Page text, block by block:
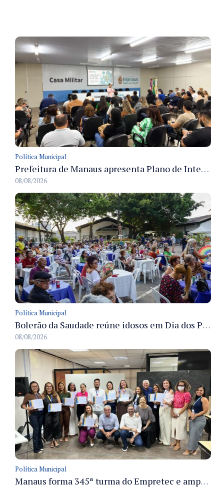
Política Municipal
Prefeitura de Manaus apresenta Plano de Integridade da CGM e qualifica servidores para governança e conformidade no biênio 2027-2028
08/08/2026
Política Municipal
Bolerão da Saudade reúne idosos em Dia dos Pais promovido pela Fundação Dr. Thomas em Manaus
08/08/2026
Política Municipal
Manaus forma 345ª turma do Empretec e amplia qualificação de empreendedores na cidade